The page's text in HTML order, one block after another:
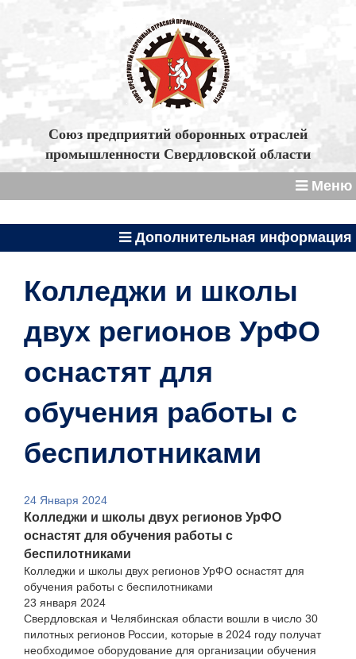
Союз предприятий оборонных отраслей
промышленности Свердловской области
Меню
Дополнительная информация
Колледжи и школы
двух регионов УрФО
оснастят для
обучения работы с
беспилотниками
24 Января 2024
Колледжи и школы двух регионов УрФО
оснастят для обучения работы с
беспилотниками
Колледжи и школы двух регионов УрФО оснастят для
обучения работы с беспилотниками
23 января 2024
Свердловская и Челябинская области вошли в число 30
пилотных регионов России, которые в 2024 году получат
необходимое оборудование для организации обучения